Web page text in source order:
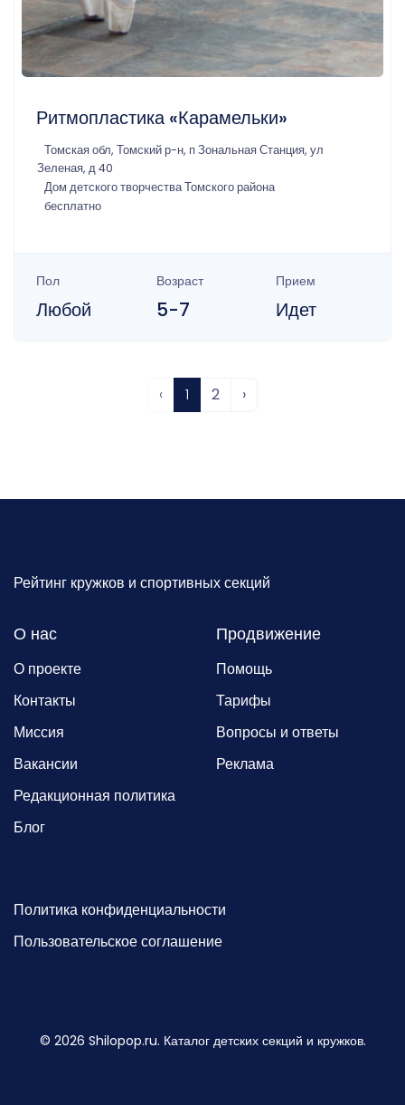
Ритмопластика «Карамельки»
Томская обл, Томский р-н, п Зональная Станция, ул
Зеленая, д 40
Дом детского творчества Томского района
бесплатно
Пол
Любой
Возраст
5-7
Прием
Идет
‹ 1 2 ›
Рейтинг кружков и спортивных секций
О нас
О проекте
Контакты
Миссия
Вакансии
Редакционная политика
Блог
Продвижение
Помощь
Тарифы
Вопросы и ответы
Реклама
Политика конфиденциальности
Пользовательское соглашение
© 2026 Shilopop.ru. Каталог детских секций и кружков.